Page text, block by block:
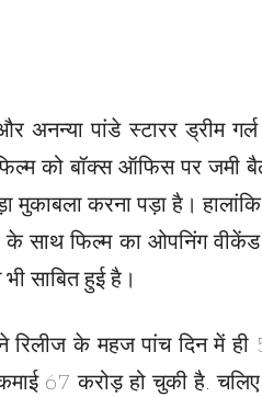
अनन्या पांडे स्टारर ड्रीम
को बॉक्स ऑफिस पर जमी
मुकाबला करना पड़ा है।
के साथ फिल्म का ओपनिंग
साबित हुई है।
ने रिलीज के महज पांच दिन में
67 करोड़ हो चुकी है.